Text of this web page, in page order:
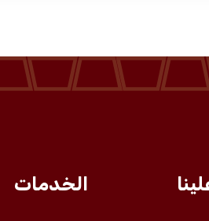
الخدمات